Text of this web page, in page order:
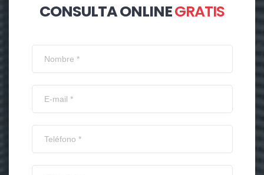
CONSULTA ONLINEGRATIS